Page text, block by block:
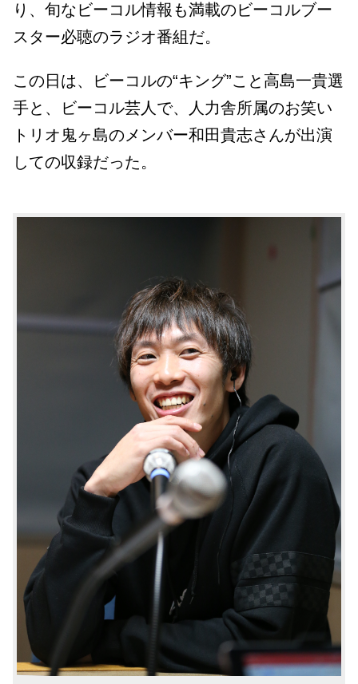
り、旬なビーコル情報も満載のビーコルブー
スター必聴のラジオ番組だ。
この日は、ビーコルの“キング”こと高島一貴選
手と、ビーコル芸人で、人力舎所属のお笑い
トリオ鬼ヶ島のメンバー和田貴志さんが出演
しての収録だった。